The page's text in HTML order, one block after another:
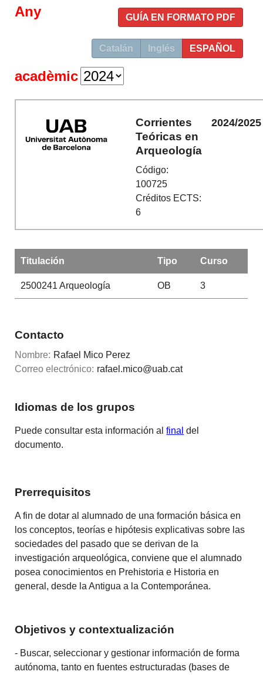
GUÍA EN FORMATO PDF
Catalán Inglés ESPAÑOL
Any
acadèmic
Corrientes
Teóricas en
Arqueología
Código:
100725
Créditos ECTS:
6
2024/2025
Titulación Tipo Curso
2500241 Arqueología OB 3
Contacto
Nombre: Rafael Mico Perez
Correo electrónico: rafael.mico@uab.cat
Idiomas de los grupos
Puede consultar esta información alfinal del
documento.
Prerrequisitos
A fin de dotar al alumnado de una formación básica en
los conceptos, teorías e hipótesis explicativas sobre las
sociedades del pasado que se derivan de la
investigación arqueológica, conviene que el alumnado
posea conocimientos en Prehistoria e Historia en
general, desde la Antigua a la Contemporánea.
Objetivos y contextualización
- Buscar, seleccionar y gestionar información de forma
autónoma, tanto en fuentes estructuradas (bases de